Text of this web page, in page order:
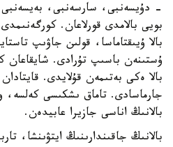
- دۇيسەنبى، سارسەنبى،
بويى بالامدى قورلاعان.
بالا ۇيىقتاماسا، قولىن جاۋىپ
ۇستىنەن باسىپ تۇرادى. شايقاعان
بالا ەكى بەتىمەن قۇلايدى.
جارماسادى. تاماق ىشكىسى
بالانىڭ اناسى جازيرا عابيدەن.
بالانىڭ جاقىندارىنىڭ ايتۋىنشا،